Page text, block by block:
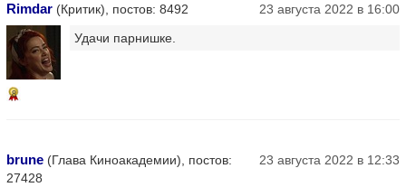
Rimdar (Критик), постов: 8492 23 августа 2022 в 16:00
8
Удачи парнишке.
brune (Глава Киноакадемии), постов:
27428
23 августа 2022 в 12:33